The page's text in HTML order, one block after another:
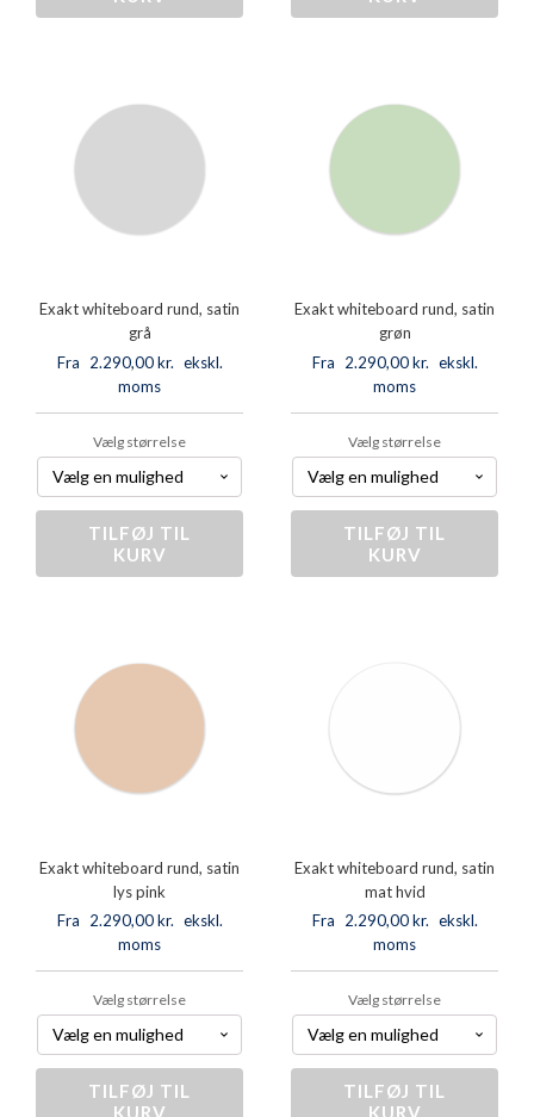
rund,
rund,
Exakt whiteboard rund, satin
grå
Fra
2.290,00kr. ekskl.
moms
Vælg størrelse
Exakt
whiteboard
rund,
TILFØJ TIL
KURV
Exakt whiteboard rund, satin
grøn
Fra
2.290,00kr. ekskl.
moms
Vælg størrelse
Exakt
whiteboard
rund,
TILFØJ TIL
KURV
Exakt whiteboard rund, satin
lys pink
Fra
2.290,00kr. ekskl.
moms
Vælg størrelse
Exakt
whiteboard
TILFØJ TIL
KURV
Exakt whiteboard rund, satin
mat hvid
Fra
2.290,00kr. ekskl.
moms
Vælg størrelse
Exakt
whiteboard
TILFØJ TIL
KURV